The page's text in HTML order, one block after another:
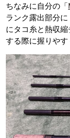
ちなみに自分の「
ランク露出部分に
にタコ糸と熱収
する際に握りやす